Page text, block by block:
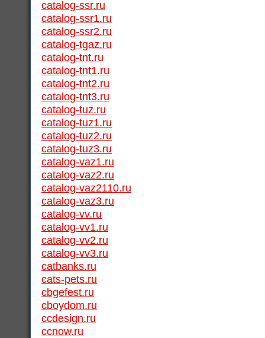
catalog-ssr.ru
catalog-ssr1.ru
catalog-ssr2.ru
catalog-tgaz.ru
catalog-tnt.ru
catalog-tnt1.ru
catalog-tnt2.ru
catalog-tnt3.ru
catalog-tuz.ru
catalog-tuz1.ru
catalog-tuz2.ru
catalog-tuz3.ru
catalog-vaz1.ru
catalog-vaz2.ru
catalog-vaz2110.ru
catalog-vaz3.ru
catalog-vv.ru
catalog-vv1.ru
catalog-vv2.ru
catalog-vv3.ru
catbanks.ru
cats-pets.ru
cbgefest.ru
cboydom.ru
ccdesign.ru
ccnow.ru